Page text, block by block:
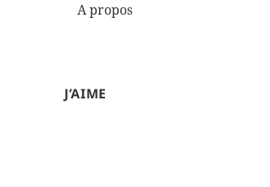
A propos
J’AIME